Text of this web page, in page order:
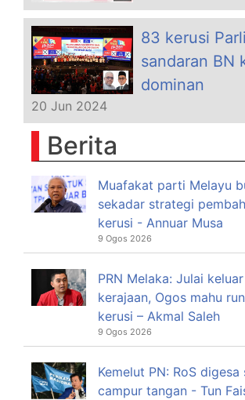
83 kerusi
sandaran BN
dominan
20 Jun 2024
Berita
Muafakat parti Melayu
sekadar strategi
kerusi - Annuar Musa
9 Ogos 2026
PRN Melaka: Julai keluar
kerajaan, Ogos mahu
kerusi – Akmal Saleh
9 Ogos 2026
Kemelut PN: RoS digesa
campur tangan - Tun